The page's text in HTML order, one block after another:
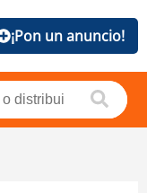
¡Pon un anuncio!